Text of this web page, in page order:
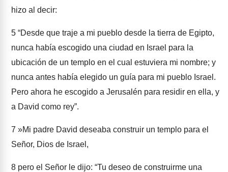
hizo al decir:
5 “Desde que traje a mi pueblo desde la tierra de Egipto,
nunca había escogido una ciudad en Israel para la
ubicación de un templo en el cual estuviera mi nombre; y
nunca antes había elegido un guía para mi pueblo Israel.
Pero ahora he escogido a Jerusalén para residir en ella, y
a David como rey”.
7 »Mi padre David deseaba construir un templo para el
Señor, Dios de Israel,
8 pero el Señor le dijo: “Tu deseo de construirme una